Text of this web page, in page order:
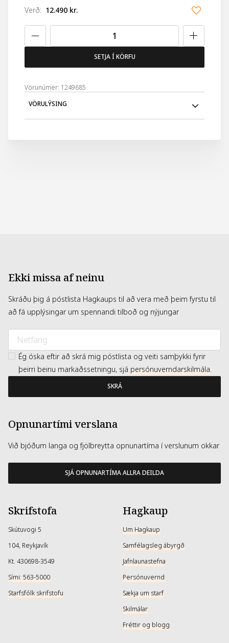
Verð: 12.490 kr.
SETJA Í KÖRFU
Vörunúmer: 1249685
VÖRULÝSING
Þessi handunnna Cosmic Sapphire hárspenna í
Ekki missa af neinu
Skráðu þig á póstlista Hagkaups til að vera með þeim fyrstu til
að fá upplýsingar um spennandi tilboð og nýjungar
Ég óska eftir að skrá mig póstlista og veiti samþykki fyrir
þeirri beinu markaðssetningu, sjá persónuverndarskilmála.
SKRÁ
Opnunartími verslana
Við bjóðum langa og fjölbreytta opnunartíma í verslunum okkar
SJÁ OPNUNARTÍMA ALLRA DEILDA
Skrifstofa
Skútuvogi 5
104, Reykjavík
Kt. 430698-3549
Sími: 563-5000
Starfsfólk skrifstofu
Hagkaup
Um Hagkaup
Samfélagsleg ábyrgð
Jafnlaunastefna
Persónuvernd
Sækja um starf
Skilmálar
Fréttir og blogg